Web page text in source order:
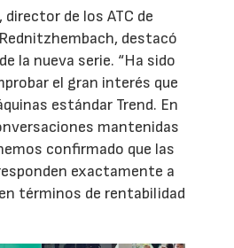
de los ATC de
destacó
la nueva serie. “Ha sido
el gran interés que
estándar Trend. En
mantenidas
confirmado que las
exactamente a
términos de rentabilidad